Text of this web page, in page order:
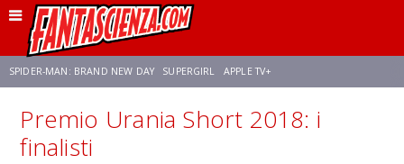
SPIDER-MAN: BRAND NEW DAY SUPERGIRL APPLE TV+
FRANCO RICCIARDIELLO ZENDAYA STAR TREK AVENGERS: DOOMSDAY
Premio Urania Short 2018: i
finalisti